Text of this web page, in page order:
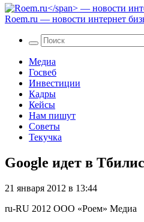
Roem.ru — новости интернет
Медиа
Госвеб
Инвестиции
Кадры
Кейсы
Нам пишут
Советы
Текучка
Google идет в
21 января 2012 в 13:44
ru-RU 2012 ООО «Роем» Медиа